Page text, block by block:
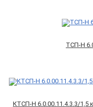
ТСП-Н
КТСП-Н 6.0.00.11.4.3.3/1,5